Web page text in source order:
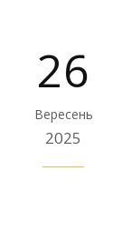
26
Вересень
2025